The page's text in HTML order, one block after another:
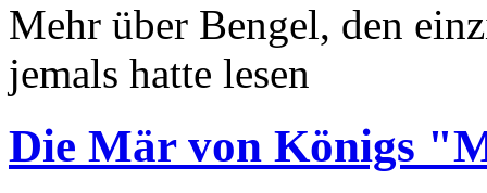
Mehr über Bengel, den
jemals hatte lesen
Die Mär von Königs